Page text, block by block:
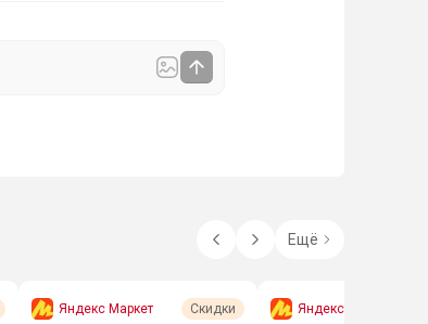
Ещё
Яндекс Маркет Скидки Яндекс Маркет